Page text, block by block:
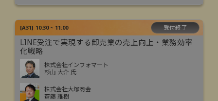
[A31] 10:30 ~ 11:00 受付終了
LINE受注で実現する卸売業の売上向上・業務効率
化戦略
株式会社インフォマート
杉山 大介 氏
株式会社大塚商会
齋藤 雅樹